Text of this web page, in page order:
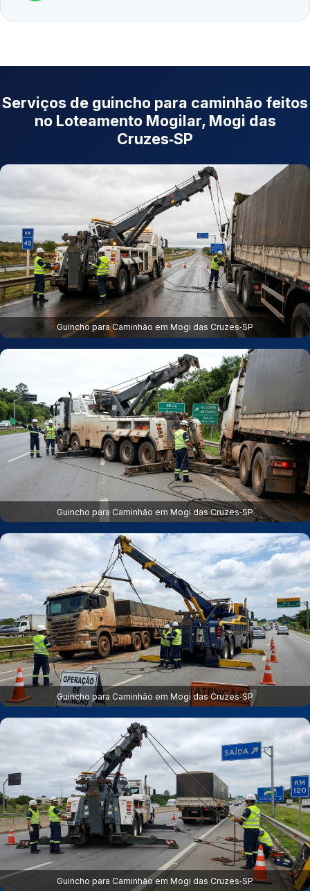
Serviços de guincho para caminhão feitos
no Loteamento Mogilar, Mogi das
Cruzes‑SP
Guincho para Caminhão em Mogi das Cruzes‑SP
Guincho para Caminhão em Mogi das Cruzes‑SP
Guincho para Caminhão em Mogi das Cruzes‑SP
Guincho para Caminhão em Mogi das Cruzes‑SP